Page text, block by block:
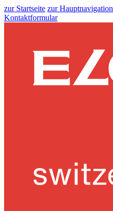
zur Startseite zur Hauptnavigation
Kontaktformular